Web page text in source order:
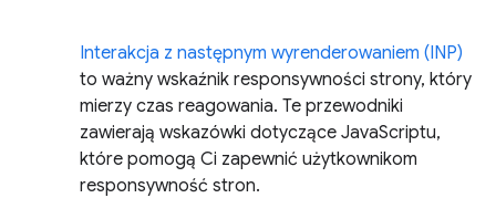
Interakcja z następnym wyrenderowaniem (INP)
to ważny wskaźnik responsywności strony, który
mierzy czas reagowania. Te przewodniki
zawierają wskazówki dotyczące JavaScriptu,
które pomogą Ci zapewnić użytkownikom
responsywność stron.